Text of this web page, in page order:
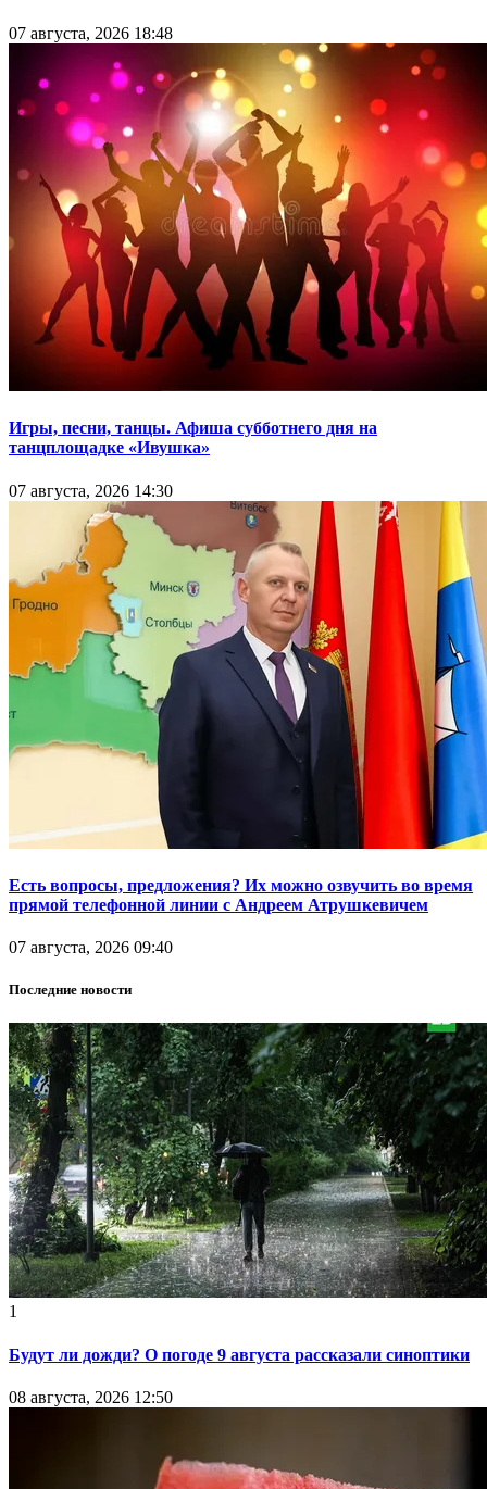
07 августа, 2026 18:48
Игры, песни, танцы. Афиша субботнего дня на
танцплощадке «Ивушка»
07 августа, 2026 14:30
Есть вопросы, предложения? Их можно озвучить во время
прямой телефонной линии с Андреем Атрушкевичем
07 августа, 2026 09:40
Последние новости
1
Будут ли дожди? О погоде 9 августа рассказали синоптики
08 августа, 2026 12:50